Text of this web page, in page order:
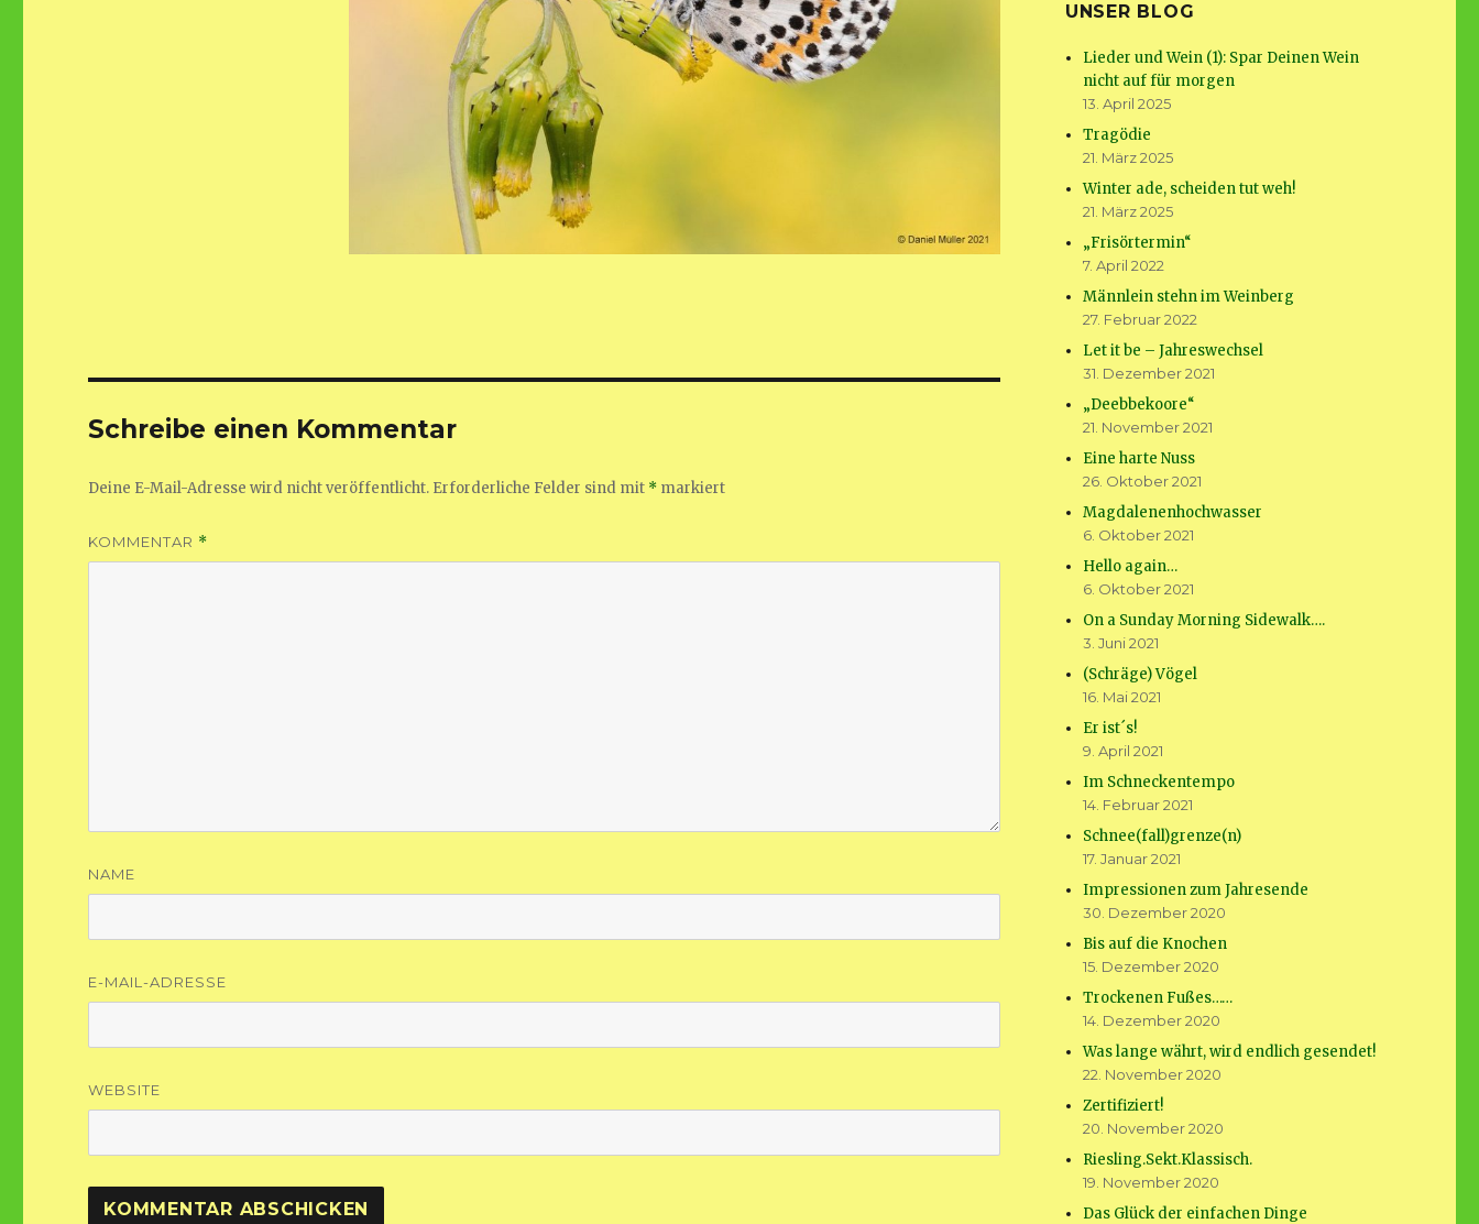
Schreibe einen Kommentar
Deine E-Mail-Adresse wird nicht veröffentlicht. Erforderliche Felder sind mit * markiert
KOMMENTAR *
NAME
E-MAIL-ADRESSE
WEBSITE
UNSER BLOG
Lieder und Wein (1): Spar Deinen Wein
nicht auf für morgen
13. April 2025
Tragödie
21. März 2025
Winter ade, scheiden tut weh!
21. März 2025
„Frisörtermin“
7. April 2022
Männlein stehn im Weinberg
27. Februar 2022
Let it be – Jahreswechsel
31. Dezember 2021
„Deebbekoore“
21. November 2021
Eine harte Nuss
26. Oktober 2021
Magdalenenhochwasser
6. Oktober 2021
Hello again…
6. Oktober 2021
On a Sunday Morning Sidewalk….
3. Juni 2021
(Schräge) Vögel
16. Mai 2021
Er ist´s!
9. April 2021
Im Schneckentempo
14. Februar 2021
Schnee(fall)grenze(n)
17. Januar 2021
Impressionen zum Jahresende
30. Dezember 2020
Bis auf die Knochen
15. Dezember 2020
Trockenen Fußes……
14. Dezember 2020
Was lange währt, wird endlich gesendet!
22. November 2020
Zertifiziert!
20. November 2020
Riesling.Sekt.Klassisch.
19. November 2020
Das Glück der einfachen Dinge